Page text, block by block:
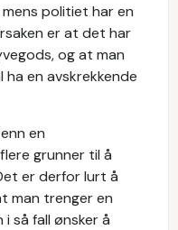
politiet har en
er at det har
og at man
ha en avskrekkende
en
grunner til å
er derfor lurt å
man trenger en
i så fall ønsker å